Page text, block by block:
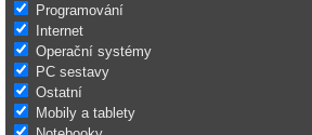
Programování
Internet
Operační systémy
PC sestavy
Ostatní
Mobily a tablety